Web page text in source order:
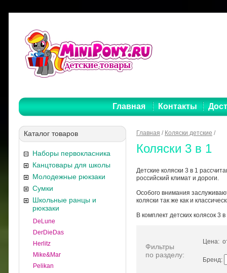
Главная Контакты
Каталог товаров
Наборы первокласника
Канцтовары для школы
Молодежные рюкзаки
Сумки
Школьные ранцы и
рюкзаки
DeLune
DerDieDas
Herlitz
Mike&Mar
Pelikan
Главная / Коляски детские /
Коляски 3 в 1
Детские коляски 3 в 1
российский климат и дороги.
Особого внимания
коляски так же как и
В комплект детских колясок 3
Фильтры
по разделу:
Цена:
Бренд: